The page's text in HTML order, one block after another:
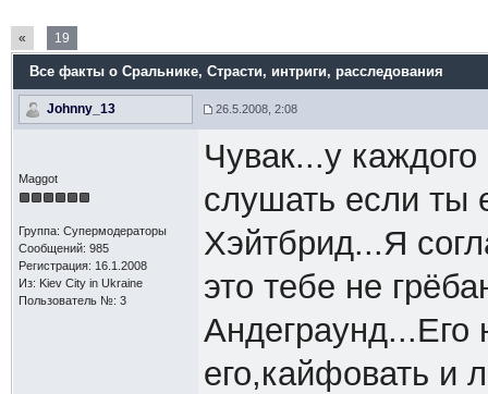
« 19
Все факты о Сральнике, Страсти, интриги, расследования
Johnny_13 26.5.2008, 2:08
Maggot
Группа: Супермодераторы
Сообщений: 985
Регистрация: 16.1.2008
Из: Kiev Сity in Ukraine
Пользователь №: 3
Чувак...у
слушать если ты
Хэйтбрид...Я
это тебе не
Андеграунд...Его
его,кайфовать и